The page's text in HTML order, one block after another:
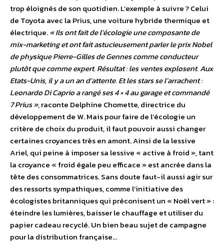
trop éloignés de son quotidien. L’exemple à suivre ? Celui
de Toyota avec la Prius, une voiture hybride thermique et
électrique.« Ils ont fait de l’écologie une composante de
mix-marketing et ont fait astucieusement parler le prix Nobel
de physique Pierre-Gilles de Gennes comme conducteur
plutôt que comme expert. Résultat : les ventes explosent. Aux
Etats-Unis, il y a un an d’attente. Et les stars se l’arrachent :
Leonardo Di Caprio a rangé ses 4 × 4 au garage et commandé
7 Prius », raconte Delphine Chomette, directrice du
développement de W. Mais pour faire de l’écologie un
critère de choix du produit, il faut pouvoir aussi changer
certaines croyances très en amont. Ainsi de la lessive
Ariel, qui peine à imposer sa lessive « active à froid », tant
la croyance « froid égale peu efficace » est ancrée dans la
tête des consommatrices. Sans doute faut-il aussi agir sur
des ressorts sympathiques, comme l’initiative des
écologistes britanniques qui préconisent un « Noël vert » :
éteindre les lumières, baisser le chauffage et utiliser du
papier cadeau recyclé. Un bien beau sujet de campagne
pour la distribution française…